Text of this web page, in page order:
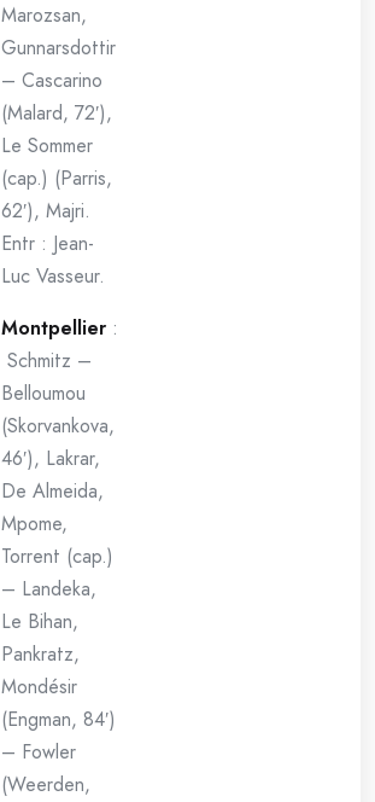
Marozsan,
Gunnarsdottir
– Cascarino
(Malard, 72′),
Le Sommer
(cap.) (Parris,
62′), Majri.
Entr : Jean-
Luc Vasseur.
Montpellier :
Schmitz –
Belloumou
(Skorvankova,
46′), Lakrar,
De Almeida,
Mpome,
Torrent (cap.)
– Landeka,
Le Bihan,
Pankratz,
Mondésir
(Engman, 84′)
– Fowler
(Weerden,